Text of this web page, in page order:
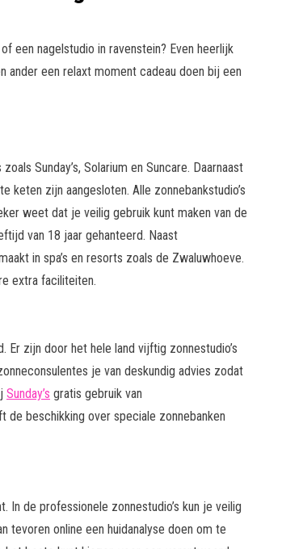
een nagelstudio in ravenstein? Even heerlijk
een relaxt moment cadeau doen bij een
Sunday’s, Solarium en Suncare. Daarnaast
keten zijn aangesloten. Alle zonnebankstudio’s
weet dat je veilig gebruik kunt maken van de
van 18 jaar gehanteerd. Naast
in spa’s en resorts zoals de Zwaluwhoeve.
extra faciliteiten.
Er zijn door het hele land vijftig zonnestudio’s
je van deskundig advies zodat
Sunday’s gratis gebruik van
beschikking over speciale zonnebanken
In de professionele zonnestudio’s kun je veilig
tevoren online een huidanalyse doen om te